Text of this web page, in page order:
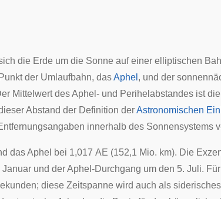
die Erde um die Sonne auf einer elliptischen
der Umlaufbahn, dasAphel , und der
Mittelwert des Aphel- und Perihelabstandes ist
Abstand der Definition derAstronomischen
innerhalb des Sonnensystems
das Aphel bei 1,017 AE (152,1 Mio. km). Die
und der Aphel-Durchgang um den 5. Juli.
diese Zeitspanne wird auch als